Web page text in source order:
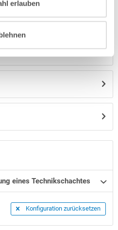
erlauben
Lagerung
eines Technikschachtes
Konfiguration zurücksetzen